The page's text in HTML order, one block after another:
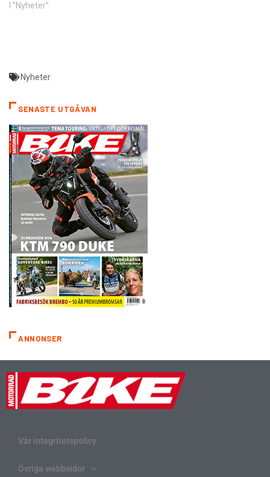
I ”Nyheter”
Nyheter
SENASTE UTGÅVAN
ANNONSER
Vår integritetspolicy
Övriga webbsidor